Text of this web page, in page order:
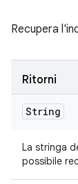
Recupera
Ritorni
String
La stringa
possibile